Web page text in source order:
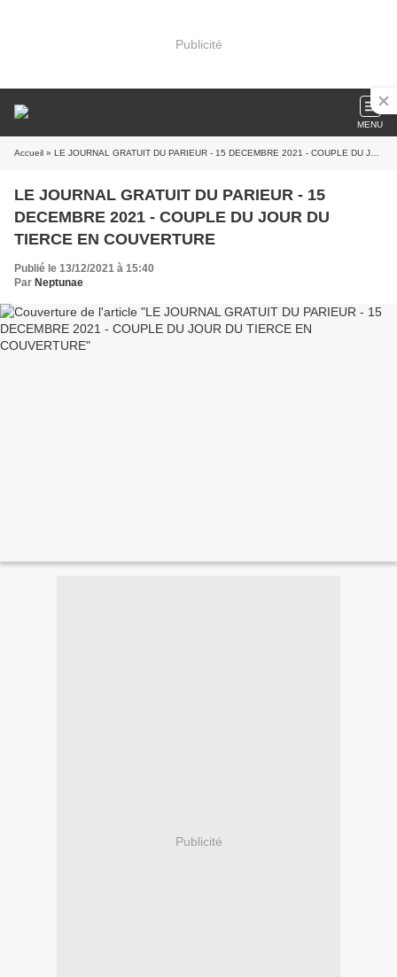
Publicité
MENU
Accueil » LE JOURNAL GRATUIT DU PARIEUR - 15 DECEMBRE 2021 - COUPLE DU JOUR DU TIERCE EN COUVERTURE
LE JOURNAL GRATUIT DU PARIEUR - 15
DECEMBRE 2021 - COUPLE DU JOUR DU
TIERCE EN COUVERTURE
Publié le 13/12/2021 à 15:40
Par Neptunae
Publicité